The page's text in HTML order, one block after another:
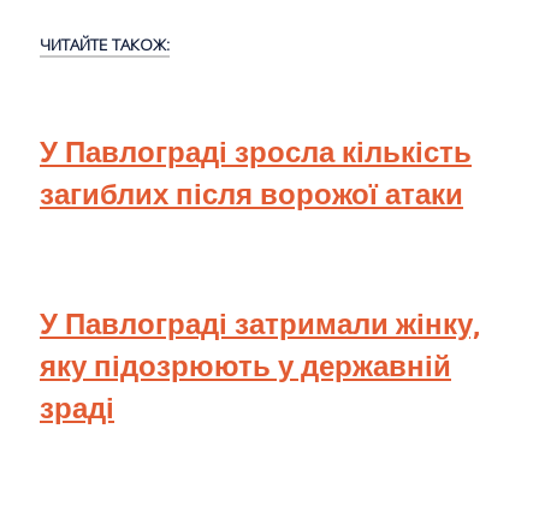
ЧИТАЙТЕ ТАКОЖ:
У Павлограді зросла кількість
загиблих після ворожої атаки
У Павлограді затримали жінку,
яку підозрюють у державній
зраді